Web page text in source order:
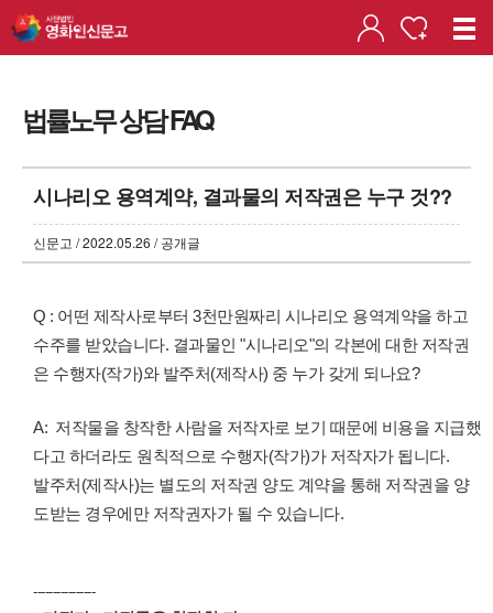
법률노무 상담 FAQ
시나리오 용역계약, 결과물의 저작권은 누구 것??
신문고 / 2022.05.26 / 공개글
Q : 어떤 제작사로부터 3천만원짜리 시나리오 용역계약을 하고
수주를 받았습니다. 결과물인 "시나리오"의 각본에 대한 저작권
은 수행자(작가)와 발주처(제작사) 중 누가 갖게 되나요?
A: 저작물을 창작한 사람을 저작자로 보기 때문에 비용을 지급했
다고 하더라도 원칙적으로 수행자(작가)가 저작자가 됩니다.
발주처(제작사)는 별도의 저작권 양도 계약을 통해 저작권을 양
도받는 경우에만 저작권자가 될 수 있습니다.
----------------